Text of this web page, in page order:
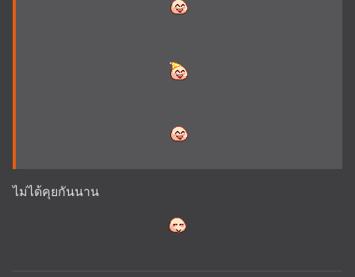
ไม่ได้คุยกันนาน